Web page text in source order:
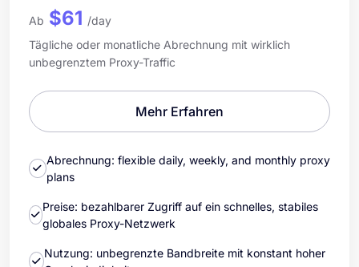
Ab $61 /day
Tägliche oder monatliche Abrechnung mit wirklich
unbegrenztem Proxy-Traffic
Mehr Erfahren
Abrechnung: flexible daily, weekly, and monthly proxy
plans
Preise: bezahlbarer Zugriff auf ein schnelles, stabiles
globales Proxy-Netzwerk
Nutzung: unbegrenzte Bandbreite mit konstant hoher